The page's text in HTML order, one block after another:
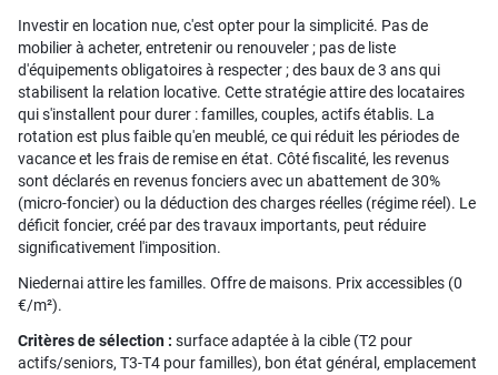
Investir en location nue, c'est opter pour la simplicité. Pas de
mobilier à acheter, entretenir ou renouveler ; pas de liste
d'équipements obligatoires à respecter ; des baux de 3 ans qui
stabilisent la relation locative. Cette stratégie attire des locataires
qui s'installent pour durer : familles, couples, actifs établis. La
rotation est plus faible qu'en meublé, ce qui réduit les périodes de
vacance et les frais de remise en état. Côté fiscalité, les revenus
sont déclarés en revenus fonciers avec un abattement de 30%
(micro-foncier) ou la déduction des charges réelles (régime réel). Le
déficit foncier, créé par des travaux importants, peut réduire
significativement l'imposition.
Niedernai attire les familles. Offre de maisons. Prix accessibles (0
€/m²).
Critères de sélection : surface adaptée à la cible (T2 pour
actifs/seniors, T3-T4 pour familles), bon état général, emplacement